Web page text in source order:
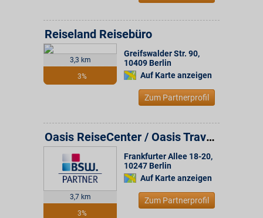
3,3 km
3%
Reiseland Reisebüro
Greifswalder Str. 90,
10409 Berlin
Auf Karte anzeigen
Zum Partnerprofil
3,7 km
3%
Oasis ReiseCenter / Oasis Travel GmbH
Frankfurter Allee 18-20,
10247 Berlin
Auf Karte anzeigen
Zum Partnerprofil